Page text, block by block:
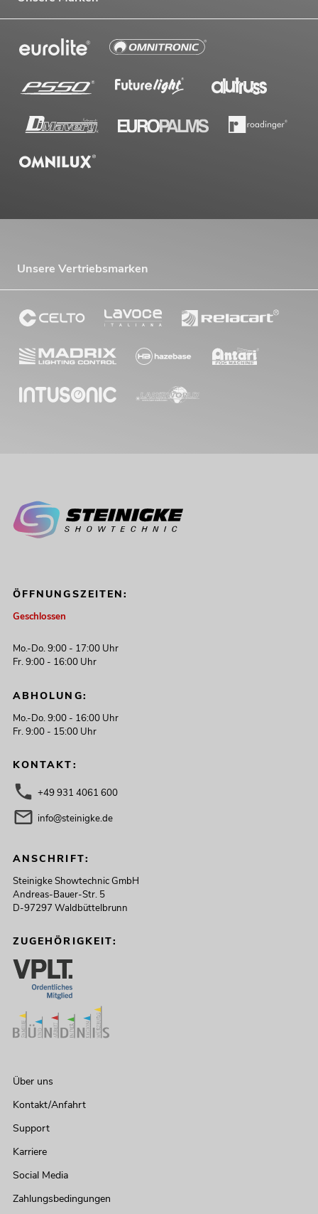
Unsere Vertriebsmarken
ÖFFNUNGSZEITEN:
Geschlossen
Mo.-Do. 9:00 - 17:00 Uhr
Fr. 9:00 - 16:00 Uhr
ABHOLUNG:
Mo.-Do. 9:00 - 16:00 Uhr
Fr. 9:00 - 15:00 Uhr
KONTAKT:
+49 931 4061 600
info@steinigke.de
ANSCHRIFT:
Steinigke Showtechnic GmbH
Andreas-Bauer-Str. 5
D-97297 Waldbüttelbrunn
ZUGEHÖRIGKEIT:
Über uns
Kontakt/Anfahrt
Support
Karriere
Social Media
Zahlungsbedingungen